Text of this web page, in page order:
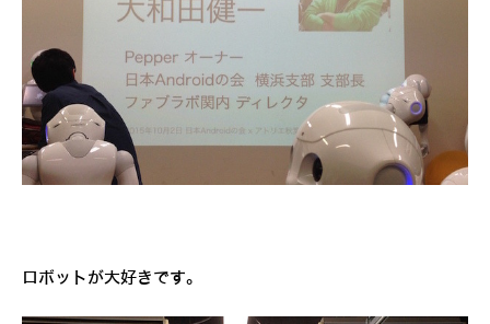
ロボットが大好きです。